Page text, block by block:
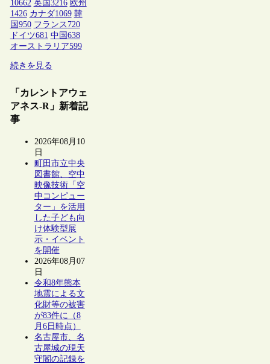
10662 英国 3216 欧州
1426 カナダ1069 韓
国 950 フランス 720
ドイツ681 中国 638
オーストラリア599
続きを見る
「カレントアウェ
アネス-R」新着記
事
2026年08月10
日
町田市立中央
図書館、空中
映像技術「空
中コンピュー
ター」を活用
した子ども向
け体験型展
示・イベント
を開催
2026年08月07
日
令和8年熊本
地震による文
化財等の被害
が83件に（8
月6日時点）
名古屋市、名
古屋城の現天
守閣の記録を